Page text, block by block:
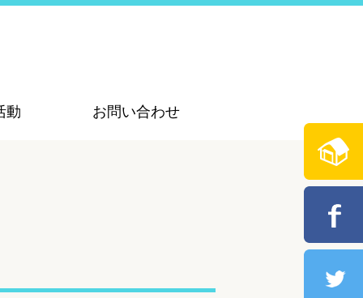
動 お問い合わせ